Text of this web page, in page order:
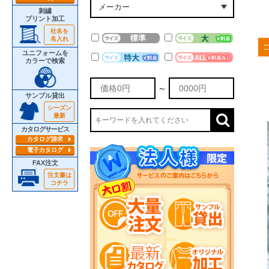
刺繍
プリント加工
社名を
名入れ
ユニフォームを
カラーで検索
サンプル貸出
シーズン
最新
カタログサービス
カタログ請求
電子カタログ
FAX注文
注文書は
コチラ
～